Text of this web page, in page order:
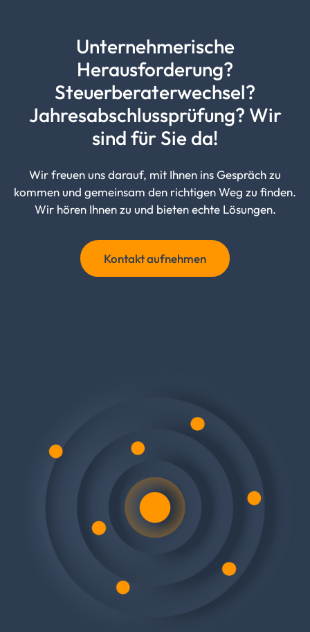
Unternehmerische
Herausforderung?
Steuerberaterwechsel?
Jahresabschlussprüfung? Wir
sind für Sie da!
Wir freuen uns darauf, mit Ihnen ins Gespräch zu
kommen und gemeinsam den richtigen Weg zu finden.
Wir hören Ihnen zu und bieten echte Lösungen.
Kontakt aufnehmen